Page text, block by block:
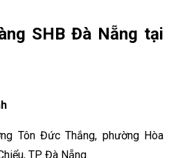
SHB Đà Nẵng tại
Tôn Đức Thắng, phường Hòa
TP. Đà Nẵng.